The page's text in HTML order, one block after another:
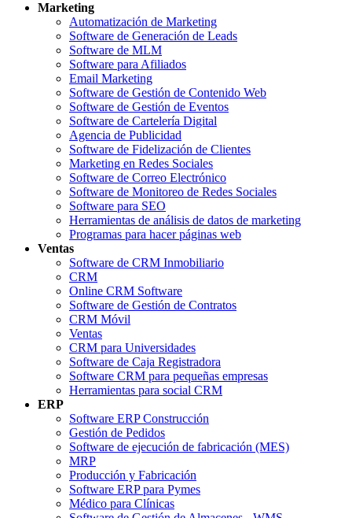
Marketing
Automatización de Marketing
Software de Generación de Leads
Software de MLM
Software para Afiliados
Email Marketing
Software de Gestión de Contenido Web
Software de Gestión de Eventos
Software de Cartelería Digital
Agencia de Publicidad
Software de Fidelización de Clientes
Marketing en Redes Sociales
Software de Correo Electrónico
Software de Monitoreo de Redes Sociales
Software para SEO
Herramientas de análisis de datos de marketing
Programas para hacer páginas web
Ventas
Software de CRM Inmobiliario
CRM
Online CRM Software
Software de Gestión de Contratos
CRM Móvil
Ventas
CRM para Universidades
Software de Caja Registradora
Software CRM para pequeñas empresas
Herramientas para social CRM
ERP
Software ERP Construcción
Gestión de Pedidos
Software de ejecución de fabricación (MES)
MRP
Producción y Fabricación
Software ERP para Pymes
Médico para Clínicas